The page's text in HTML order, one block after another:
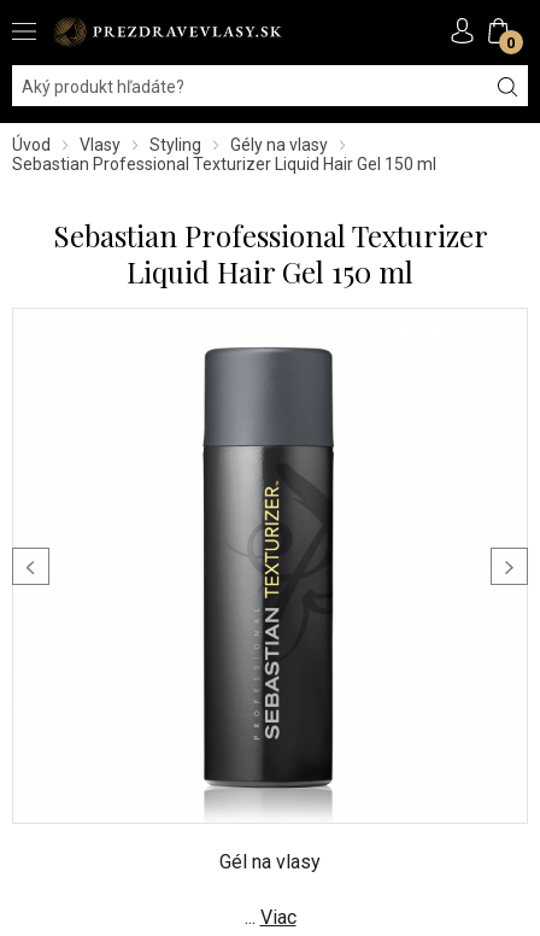
0
Úvod Vlasy Styling
Gély na vlasy
Sebastian Professional Texturizer Liquid Hair Gel 150 ml
Sebastian Professional Texturizer
Liquid Hair Gel 150 ml
Gél na vlasy
... Viac